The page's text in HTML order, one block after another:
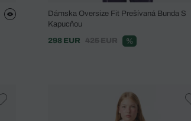
Dámska Oversize Fit Prešívaná Bunda S
Kapucňou
298 EUR
425 EUR %